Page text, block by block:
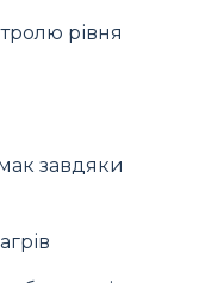
рівня
завдяки